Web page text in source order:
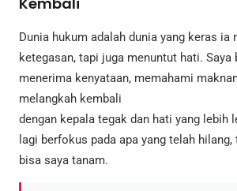
Dunia hukum adalah dunia yang keras ia
ketegasan, tapi juga menuntut hati. Saya
menerima kenyataan, memahami
melangkah kembali
dengan kepala tegak dan hati yang lebih
lagi berfokus pada apa yang telah hilang,
bisa saya tanam.